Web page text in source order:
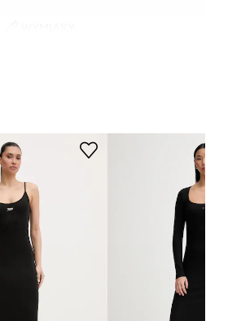
Zalecamy wybór rozmiaru, jaki nosisz
zazwyczaj.
Tabela rozmiarów